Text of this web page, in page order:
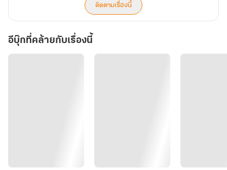
ติดตามเรื่องนี้
อีบุ๊กที่คล้ายกับเรื่องนี้